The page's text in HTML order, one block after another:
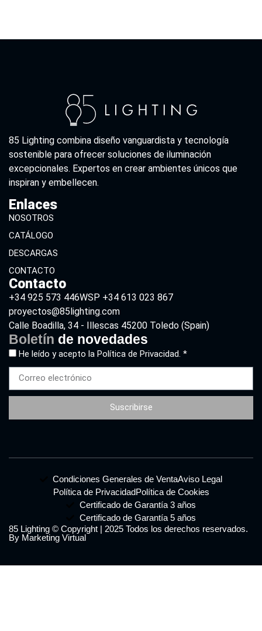
85 Lighting combina diseño vanguardista y tecnología
sostenible para ofrecer soluciones de iluminación
excepcionales. Expertos en crear ambientes únicos que
inspiran y embellecen.
Enlaces
NOSOTROS
CATÁLOGO
DESCARGAS
CONTACTO
Contacto
+34 925 573 446WSP +34 613 023 867
proyectos@85lighting.com
Calle Boadilla, 34 - Illescas 45200 Toledo (Spain)
Boletín de novedades
He leído y acepto la Política de Privacidad. *
Suscribirse
85 Lighting © Copyright | 2025 Todos los derechos reservados.
By Marketing Virtual
Condiciones Generales de VentaAviso Legal
Política de PrivacidadPolítica de Cookies
Certificado de Garantía 3 años
Certificado de Garantía 5 años